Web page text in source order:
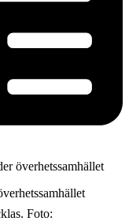
överhetssamhället
Foto: